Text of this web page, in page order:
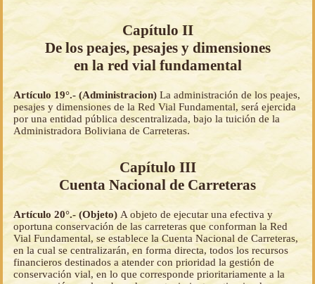
Capítulo II
De los peajes, pesajes y dimensiones
en la red vial fundamental
Artículo 19°.- (Administracion) La administración de los peajes,
pesajes y dimensiones de la Red Vial Fundamental, será ejercida
por una entidad pública descentralizada, bajo la tuición de la
Administradora Boliviana de Carreteras.
Capítulo III
Cuenta Nacional de Carreteras
Artículo 20°.- (Objeto) A objeto de ejecutar una efectiva y
oportuna conservación de las carreteras que conforman la Red
Vial Fundamental, se establece la Cuenta Nacional de Carreteras,
en la cual se centralizarán, en forma directa, todos los recursos
financieros destinados a atender con prioridad la gestión de
conservación vial, en lo que corresponde prioritariamente a la